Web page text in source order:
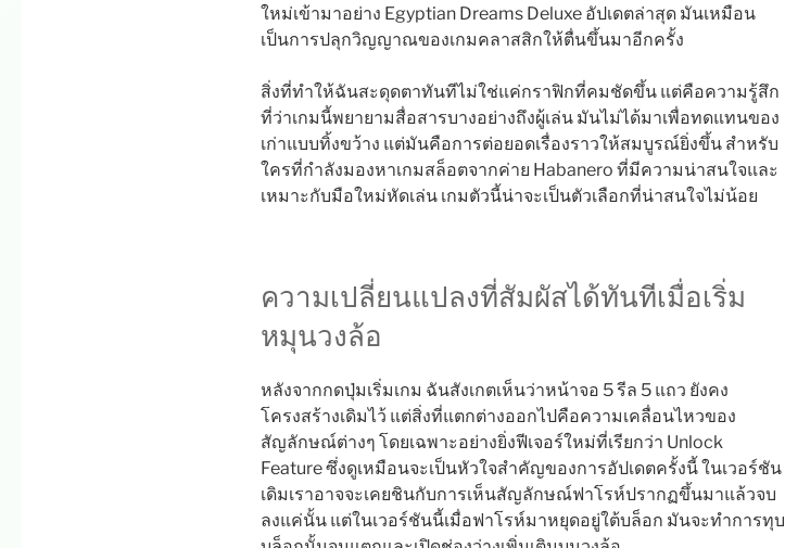
ใหม่เข้ามาอย่าง Egyptian Dreams Deluxe อัปเดตล่าสุด มันเหมือน
เป็นการปลุกวิญญาณของเกมคลาสสิกให้ตื่นขึ้นมาอีกครั้ง
สิ่งที่ทำให้ฉันสะดุดตาทันทีไม่ใช่แค่กราฟิกที่คมชัดขึ้น แต่คือความรู้สึก
ที่ว่าเกมนี้พยายามสื่อสารบางอย่างถึงผู้เล่น มันไม่ได้มาเพื่อทดแทนของ
เก่าแบบทิ้งขว้าง แต่มันคือการต่อยอดเรื่องราวให้สมบูรณ์ยิ่งขึ้น สำหรับ
ใครที่กำลังมองหาเกมสล็อตจากค่าย Habanero ที่มีความน่าสนใจและ
เหมาะกับมือใหม่หัดเล่น เกมตัวนี้น่าจะเป็นตัวเลือกที่น่าสนใจไม่น้อย
ความเปลี่ยนแปลงที่สัมผัสได้ทันทีเมื่อเริ่ม
หมุนวงล้อ
หลังจากกดปุ่มเริ่มเกม ฉันสังเกตเห็นว่าหน้าจอ 5 รีล 5 แถว ยังคง
โครงสร้างเดิมไว้ แต่สิ่งที่แตกต่างออกไปคือความเคลื่อนไหวของ
สัญลักษณ์ต่างๆ โดยเฉพาะอย่างยิ่งฟีเจอร์ใหม่ที่เรียกว่า Unlock
Feature ซึ่งดูเหมือนจะเป็นหัวใจสำคัญของการอัปเดตครั้งนี้ ในเวอร์ชัน
เดิมเราอาจจะเคยชินกับการเห็นสัญลักษณ์ฟาโรห์ปรากฏขึ้นมาแล้วจบ
ลงแค่นั้น แต่ในเวอร์ชันนี้เมื่อฟาโรห์มาหยุดอยู่ใต้บล็อก มันจะทำการทุบ